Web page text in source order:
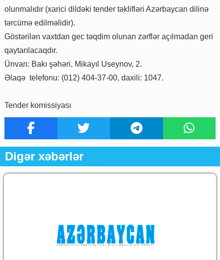
olunmalıdır (xarici dildəki tender təklifləri Azərbaycan dilinə
tərcümə edilməlidir).
Göstərilən vaxtdan gec təqdim olunan zərflər açılmadan geri
qaytarılacaqdır.
Ünvan: Bakı şəhəri, Mikayıl Useynov, 2.
Əlaqə telefonu: (012) 404-37-00, daxili: 1047.
Tender komissiyası
Digər xəbərlər